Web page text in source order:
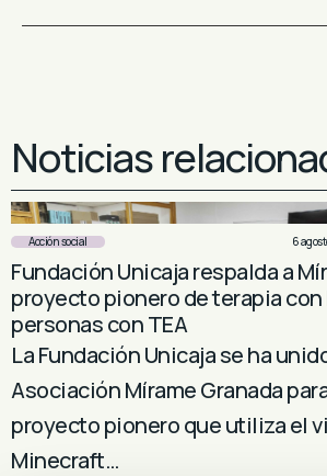
Noticias
Acción social 6
Fundación Unicaja respalda a
proyecto pionero de terapia
personas con TEA
La Fundación Unicaja se ha
Asociación Mírame Granada
proyecto pionero que utiliza el
Minecraft…